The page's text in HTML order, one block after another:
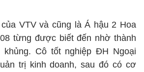
VTV và cũng là Á hậu 2 Hoa
từng được biết đến nhờ thành
Cô tốt nghiệp ĐH Ngoại
trị kinh doanh, sau đó có cơ